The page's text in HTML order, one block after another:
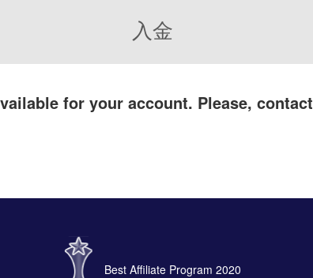
入金
for your account. Please, contact
Best Affiliate Program 2020